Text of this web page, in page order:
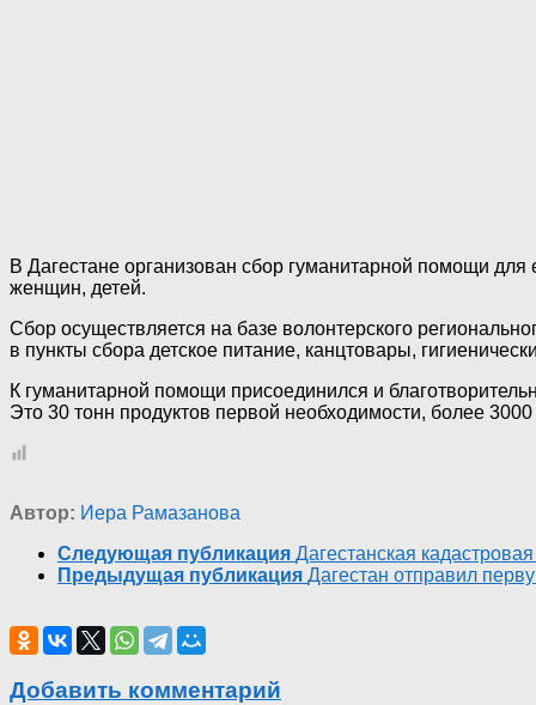
В Дагестане организован сбор гуманитарной помощи
женщин, детей.
Сбор осуществляется на базе волонтерского
в пункты сбора детское питание, канцтовары,
К гуманитарной помощи присоединился и
Это 30 тонн продуктов первой необходимости, более
Автор: Иера Рамазанова
Следующая публикация Дагестанская
Предыдущая публикация Дагестан отправил
Добавить комментарий